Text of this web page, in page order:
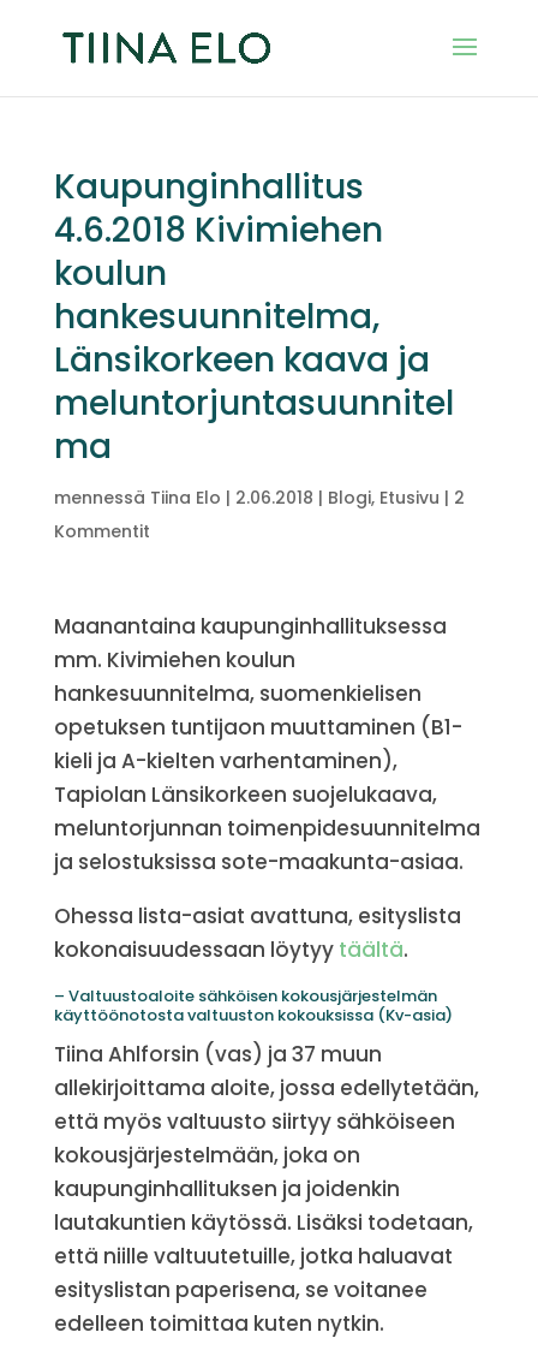
Kaupunginhallitus
4.6.2018 Kivimiehen
koulun
hankesuunnitelma,
Länsikorkeen kaava ja
meluntorjuntasuunnitel
ma
mennessä Tiina Elo | 2.06.2018 | Blogi, Etusivu | 2
Kommentit
Maanantaina kaupunginhallituksessa
mm. Kivimiehen koulun
hankesuunnitelma, suomenkielisen
opetuksen tuntijaon muuttaminen (B1-
kieli ja A-kielten varhentaminen),
Tapiolan Länsikorkeen suojelukaava,
meluntorjunnan toimenpidesuunnitelma
ja selostuksissa sote-maakunta-asiaa.
Ohessa lista-asiat avattuna, esityslista
kokonaisuudessaan löytyy täältä.
– Valtuustoaloite sähköisen kokousjärjestelmän
käyttöönotosta valtuuston kokouksissa (Kv-asia)
Tiina Ahlforsin (vas) ja 37 muun
allekirjoittama aloite, jossa edellytetään,
että myös valtuusto siirtyy sähköiseen
kokousjärjestelmään, joka on
kaupunginhallituksen ja joidenkin
lautakuntien käytössä. Lisäksi todetaan,
että niille valtuutetuille, jotka haluavat
esityslistan paperisena, se voitanee
edelleen toimittaa kuten nytkin.